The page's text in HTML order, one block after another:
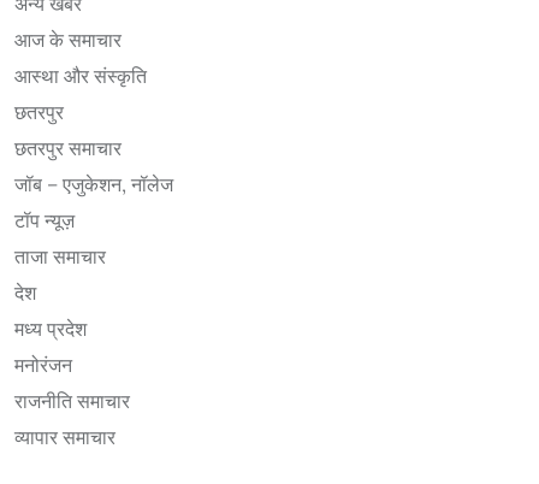
आज के समाचार
आस्था और संस्कृति
छतरपुर
छतरपुर समाचार
जॉब – एजुकेशन, नॉलेज
टॉप न्यूज़
ताजा समाचार
देश
मध्य प्रदेश
मनोरंजन
राजनीति समाचार
व्यापार समाचार